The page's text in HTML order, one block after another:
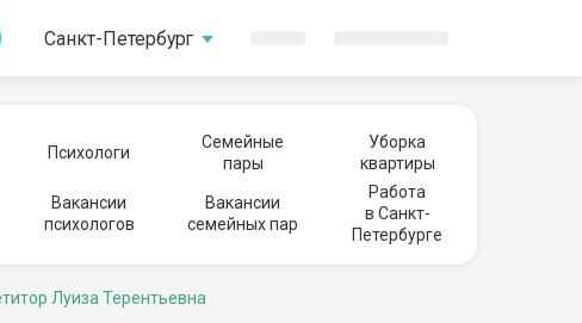
Санкт-Петербург
Психологи
Семейные
пары
Уборка
квартиры
Вакансии
психологов
Вакансии
семейных пар
Работа
в Санкт-
Петербурге
Луиза Терентьевна